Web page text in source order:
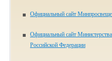
Официальный сайт
Официальный сайт
Российской Федерации